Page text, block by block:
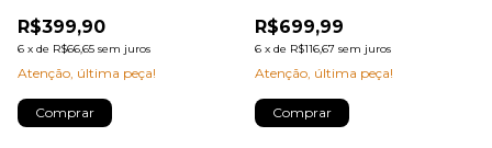
R$399,90
6 x de R$66,65 sem juros
Atenção, última peça!
Comprar
R$699,99
6 x de R$116,67 sem juros
Atenção, última peça!
Comprar